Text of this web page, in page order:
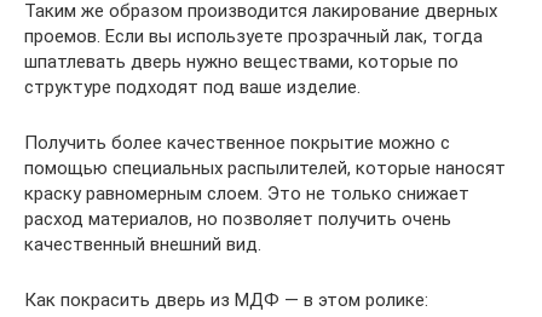
Таким же образом производится лакирование дверных
проемов. Если вы используете прозрачный лак, тогда
шпатлевать дверь нужно веществами, которые по
структуре подходят под ваше изделие.
Получить более качественное покрытие можно с
помощью специальных распылителей, которые наносят
краску равномерным слоем. Это не только снижает
расход материалов, но позволяет получить очень
качественный внешний вид.
Как покрасить дверь из МДФ — в этом ролике: